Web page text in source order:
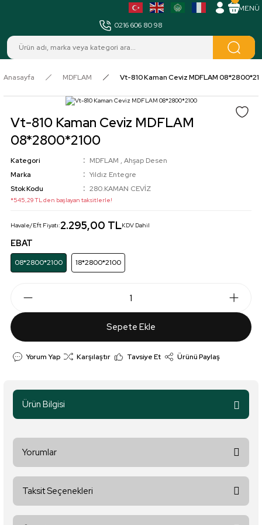
0216 606 80 98
Anasayfa MDFLAM Vt-810 Kaman Ceviz MDFLAM
Vt-810 Kaman Ceviz MDFLAM
08*2800*2100
Kategori MDFLAM , Ahşap Desen
Marka
Yıldız Entegre
Stok Kodu
280.KAMAN CEVİZ
*545,29 TL den başlayan taksitlerle!
Havale/Eft Fiyatı:2.295,00 TLKDV Dahil
EBAT
08*2800*2100 18*2800*2100
Sepete Ekle
Yorum Yap Karşılaştır Tavsiye Et Ürünü Paylaş
Ürün Bilgisi
Yorumlar
Taksit Seçenekleri